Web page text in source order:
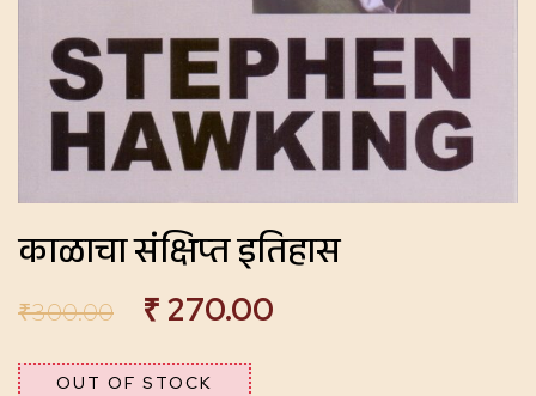
काळाचा संक्षिप्त इतिहास
₹300.00 ₹ 270.00
OUT OF STOCK